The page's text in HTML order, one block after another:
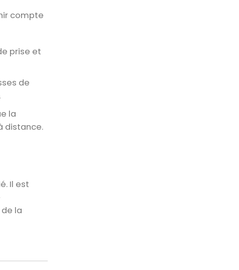
compte
prise et
de
la
distance.
Il est
la